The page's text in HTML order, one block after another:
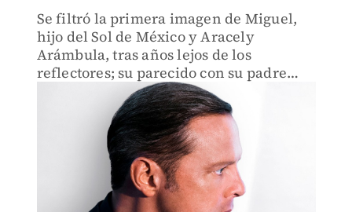
Se filtró la primera imagen de Miguel,
hijo del Sol de México y Aracely
Arámbula, tras años lejos de los
reflectores; su parecido con su padre
causó sensación en redes